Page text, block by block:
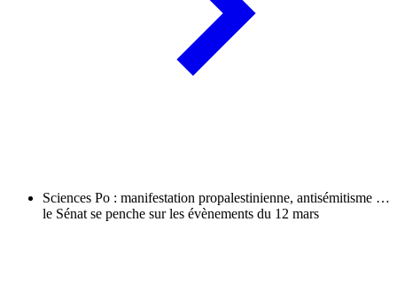
Sciences Po : manifestation propalestinienne, antisémitisme …
le Sénat se penche sur les évènements du 12 mars